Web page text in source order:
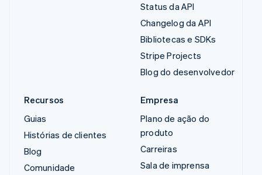
Status da API
Changelog da API
Bibliotecas e SDKs
Stripe Projects
Blog do desenvolvedor
Recursos
Guias
Histórias de clientes
Blog
Comunidade
Empresa
Plano de ação do
produto
Carreiras
Sala de imprensa